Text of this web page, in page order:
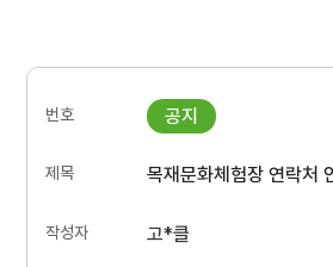
목재문화체험장 연락처
고*클